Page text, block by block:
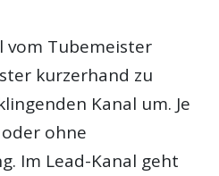
vom Tubemeister
kurzerhand zu
Kanal um. Je
ohne
Im Lead-Kanal geht